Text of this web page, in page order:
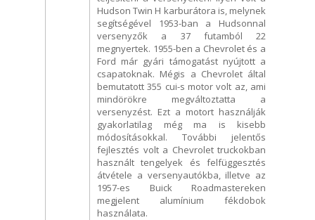
Hudson Twin H karburátora is, melynek
segítségével 1953-ban a Hudsonnal
versenyzők a 37 futamból 22
megnyertek. 1955-ben a Chevrolet és a
Ford már gyári támogatást nyújtott a
csapatoknak. Mégis a Chevrolet által
bemutatott 355 cui-s motor volt az, ami
mindörökre megváltoztatta a
versenyzést. Ezt a motort használják
gyakorlatilag még ma is kisebb
módosításokkal. További jelentős
fejlesztés volt a Chevrolet truckokban
használt tengelyek és felfüggesztés
átvétele a versenyautókba, illetve az
1957-es Buick Roadmastereken
megjelent alumínium fékdobok
használata.